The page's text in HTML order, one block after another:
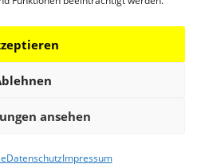
ansehen
DatenschutzImpressum